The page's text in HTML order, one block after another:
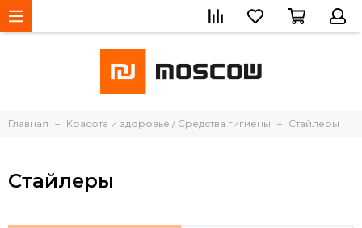
Главная Красота и здоровье / Средства гигиены Стайлеры
Стайлеры